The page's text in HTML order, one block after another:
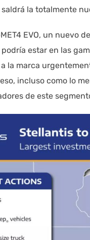
la totalmente
EVO, un nuevo
estar en las
la marca
incluso como lo
de este